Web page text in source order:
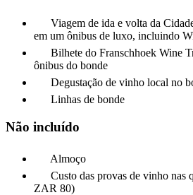
Viagem de ida e volta da
em um ônibus de luxo, incluindo
Bilhete do Franschhoek Wine
ônibus do bonde
Degustação de vinho local no
Linhas de bonde
Não incluído
Almoço
Custo das provas de vinho nas
ZAR 80)